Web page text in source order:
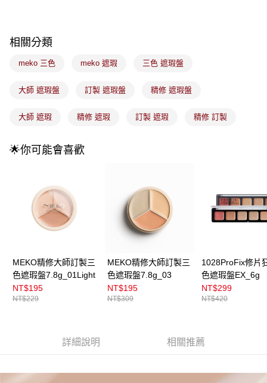
相關說明
1.本服務由台灣大哥大提供，台灣大哥大用戶可立即使用無須另外申請。
流程，驗證手機門號後，選擇欲分期的期數、繳款截止日，確認付款後即完
4.訂單成立30分鐘內，如未前往確認交易或遇審核未通過，訂單將自動取
消。如遇「轉專審核」未通過狀況，表示未達大哥付你分期系統評分，恕無
1.分期款項不併入電信帳單，「大哥付你分期」於每月結算日後寄送繳費提
醒簡訊。
2.透過簡訊連結打開帳單後，可選擇「超商條碼／台灣大直營門市／銀行轉
帳／街口支付／iPASS MONEY」等通路繳費。
用戶於交易時，得透過本服務購買商品或服務，並由商店將買賣／分期付款
買賣價金債權讓與本公司後，依約使用本公司帳單繳交帳款。
2.基於同意付款使用「大哥付你分期」之契約關係目的，商店將以您的個人
資料（包含姓名、電話或地址）提供予台灣大哥大進項蒐集、處理及利用，
ATM付款
運送方式
每筆NT$100，滿NT$899(含以上)免運費
每筆NT$100，滿NT$899(含以上)免運費
7-11取貨付款
每筆NT$100，滿NT$899(含以上)免運費
每筆NT$100，滿NT$899(含以上)免運費
宅配
每筆NT$100，滿NT$399(含以上)免運費
相關分類
meko 三色 meko 遮瑕 三色 遮瑕盤
大師 遮瑕盤 訂製 遮瑕盤 精修 遮瑕盤
大師 遮瑕 精修 遮瑕 訂製 遮瑕 精修 訂製
🌟你可能會喜歡
MEKO精修大師訂製三
色遮瑕盤7.8g_01Light
NT$195
NT$229
MEKO精修大師訂製三
色遮瑕盤7.8g_03
NT$195
NT$309
1028ProFix修片
色遮瑕盤EX_6g
NT$299
NT$420
詳細說明 相關推薦